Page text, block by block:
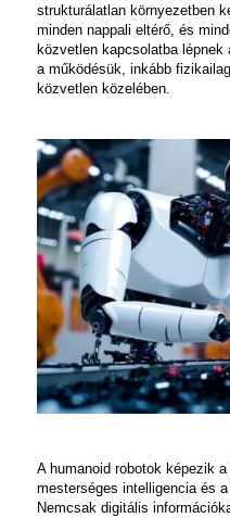
strukturálatlan környezetben
minden nappali eltérő, és
közvetlen kapcsolatba
a működésük, inkább
közvetlen közelében.
A humanoid robotok képezik
mesterséges intelligencia és
Nemcsak digitális